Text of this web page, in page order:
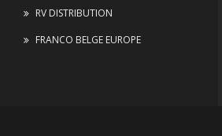
RV DISTRIBUTION
FRANCO BELGE EUROPE